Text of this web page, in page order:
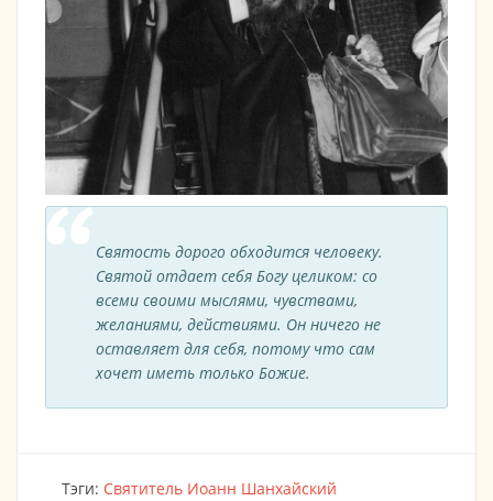
Святость дорого обходится человеку.
Святой отдает себя Богу целиком: со
всеми своими мыслями, чувствами,
желаниями, действиями. Он ничего не
оставляет для себя, потому что сам
хочет иметь только Божие.
Тэги: Святитель Иоанн Шанхайский